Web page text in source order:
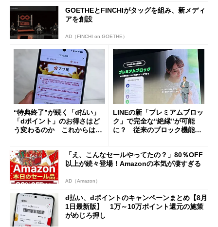
GOETHEとFINCHIがタッグを組み、新メディ
アを創設
AD（FINCHI on GOETHE）
“特典終了”が続く「d払い」
「dポイント」のお得さはど
う変わるのか これからは
LINEの新「プレミアムブロッ
ク」で完全な“絶縁”が可能
に？ 従来のブロック機能と
「え、こんなセールやってたの？」80％OFF
以上が続々登場！Amazonの本気が凄すぎる
AD（Amazon）
d払い、dポイントのキャンペーンまとめ【8月
1日最新版】 1万～10万ポイント還元の施策
がめじろ押し